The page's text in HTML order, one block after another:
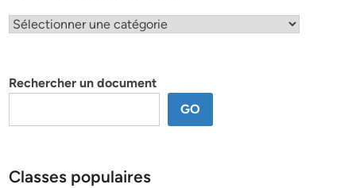
Classification
Rechercher un document
GO
Classes populaires